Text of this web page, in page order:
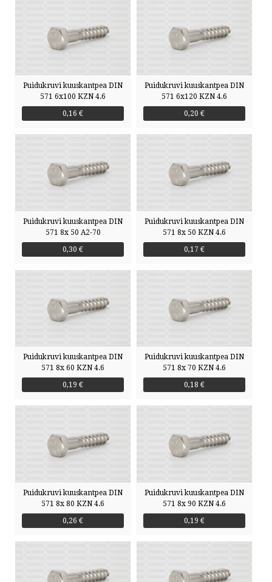
Puidukruvi kuuskantpea DIN
571 6x100 KZN 4.6
0,16 €
Puidukruvi kuuskantpea DIN
571 6x120 KZN 4.6
0,20 €
Puidukruvi kuuskantpea DIN
571 8x 50 A2-70
0,30 €
Puidukruvi kuuskantpea DIN
571 8x 50 KZN 4.6
0,17 €
Puidukruvi kuuskantpea DIN
571 8x 60 KZN 4.6
0,19 €
Puidukruvi kuuskantpea DIN
571 8x 70 KZN 4.6
0,18 €
Puidukruvi kuuskantpea DIN
571 8x 80 KZN 4.6
0,26 €
Puidukruvi kuuskantpea DIN
571 8x 90 KZN 4.6
0,19 €